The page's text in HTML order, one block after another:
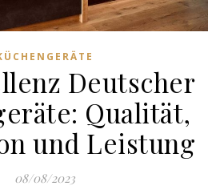
Deutscher
Qualität,
und Leistung
08/08/2023